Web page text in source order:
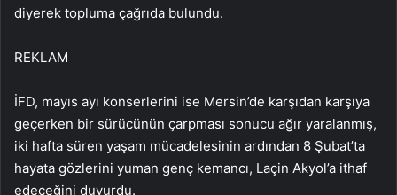
diyerek topluma çağrıda bulundu.
REKLAM
İFD, mayıs ayı konserlerini ise Mersin’de karşıdan karşıya
geçerken bir sürücünün çarpması sonucu ağır yaralanmış,
iki hafta süren yaşam mücadelesinin ardından 8 Şubat’ta
hayata gözlerini yuman genç kemancı, Laçin Akyol’a ithaf
edeceğini duyurdu.